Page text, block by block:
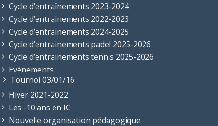
Cycle d’entraînements 2023-2024
Cycle d’entrainements 2022-2023
Cycle d’entrainements 2024-2025
Cycle d’entrainements padel 2025-2026
Cycle d’entrainements tennis 2025-2026
Evénements
Tournoi 03/01/16
Hiver 2021-2022
Les -10 ans en IC
Nouvelle organisation pédagogique